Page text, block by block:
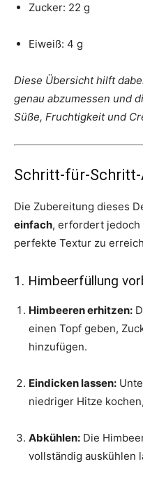
Zucker: 22 g
Eiweiß: 4 g
Diese Übersicht hilft
genau abzumessen und
Süße, Fruchtigkeit und
Schritt-für-
Die Zubereitung dieses
einfach, erfordert jedoch
perfekte Textur zu
1. Himbeerfüllung
Himbeeren erhitzen:
einen Topf geben,
hinzufügen.
Eindicken lassen:
niedriger Hitze
Abkühlen: Die
vollständig auskühlen